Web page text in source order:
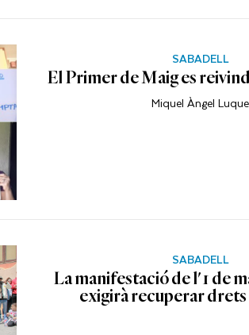
SABADELL
El Primer de Maig es
Miquel Àngel Luque
SABADELL
La manifestació de l'1 de
exigirà recuperar